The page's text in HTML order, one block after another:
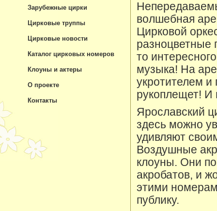
волшебная
Цирковой
разноцветные
то
музыка! На
укротителем
рукоплещет! И
Ярославский
здесь можно
удивляют
Воздушные
клоуны. Они
акробатов, и
этими
публику.
Зарубежные цирки
Цирковые труппы
Цирковые новости
Каталог цирковых номеров
Клоуны и актеры
О проекте
Контакты